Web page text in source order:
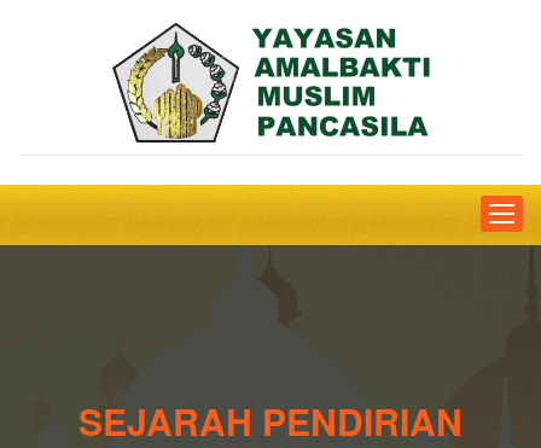
Toggle
SEJARAH PENDIRIAN